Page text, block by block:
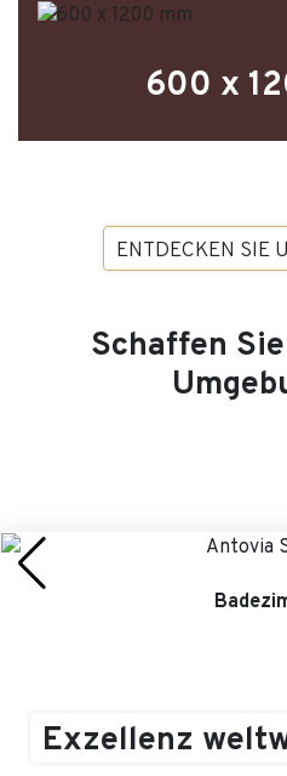
600 x
ENTDECKEN SIE
Schaffen
Exzellenz